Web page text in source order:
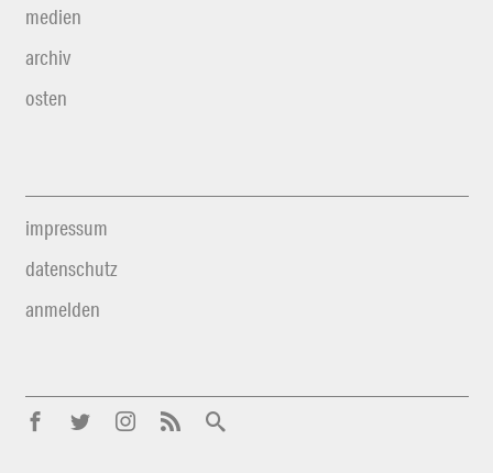
medien
archiv
osten
impressum
datenschutz
anmelden